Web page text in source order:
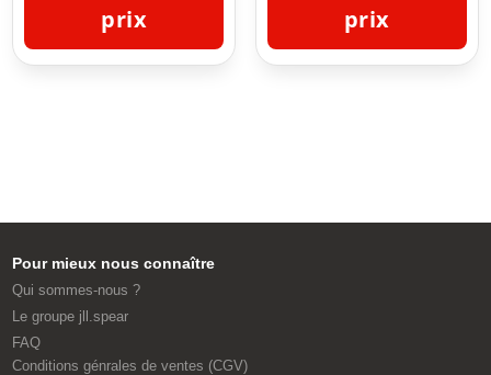
prix
prix
Pour mieux nous connaître
Qui sommes-nous ?
Le groupe jll.spear
FAQ
Conditions génrales de ventes (CGV)